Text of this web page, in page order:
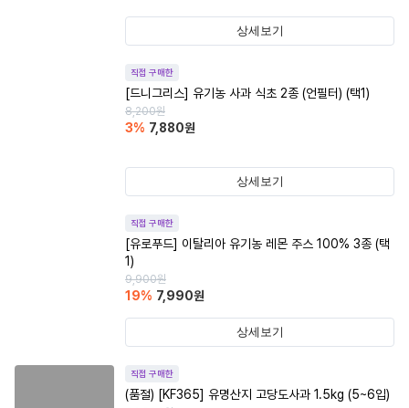
상세보기
직접 구매한
[드니그리스] 유기농 사과 식초 2종 (언필터) (택1)
8,200원
3% 7,880원
상세보기
직접 구매한
[유로푸드] 이탈리아 유기농 레몬 주스 100% 3종 (택
1)
9,900원
19% 7,990원
상세보기
직접 구매한
(품절) [KF365] 유명산지 고당도사과 1.5kg (5~6입)